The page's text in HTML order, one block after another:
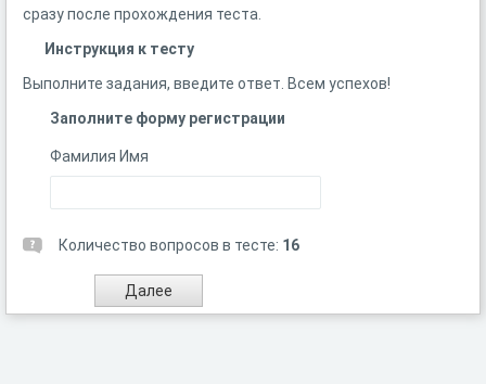
сразу после прохождения теста.
Инструкция к тесту
Выполните задания, введите ответ. Всем успехов!
Заполните форму регистрации
Фамилия Имя
Количество вопросов в тесте: 16